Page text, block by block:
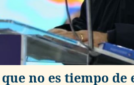
no es tiempo de